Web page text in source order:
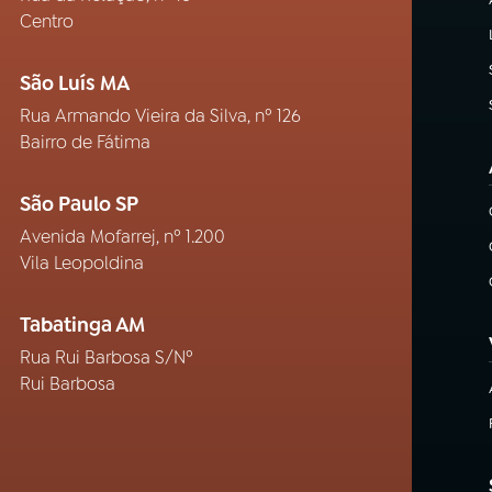
Centro
São Luís MA
Rua Armando Vieira da Silva, nº 126
Bairro de Fátima
São Paulo SP
Avenida Mofarrej, nº 1.200
Vila Leopoldina
Tabatinga AM
Rua Rui Barbosa S/Nº
Rui Barbosa